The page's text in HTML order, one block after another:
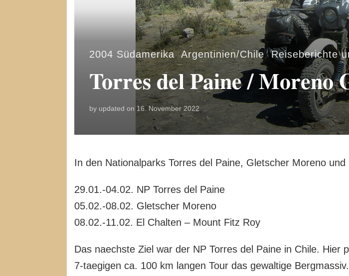
2004 Südamerika,Argentinien/Chile,Reiseberichte
Torres del Paine / Moreno
by updated on16. November 2022
In den Nationalparks Torres del Paine, Gletscher Moreno
29.01.-04.02. NP Torres del Paine
05.02.-08.02. Gletscher Moreno
08.02.-11.02. El Chalten – Mount Fitz Roy
Das naechste Ziel war der NP Torres del Paine in Chile.
7-taegigen ca. 100 km langen Tour das gewaltige